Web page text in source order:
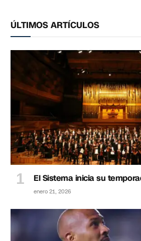
ÚLTIMOS ARTÍCULOS
El Sistema inicia su
enero 21, 2026